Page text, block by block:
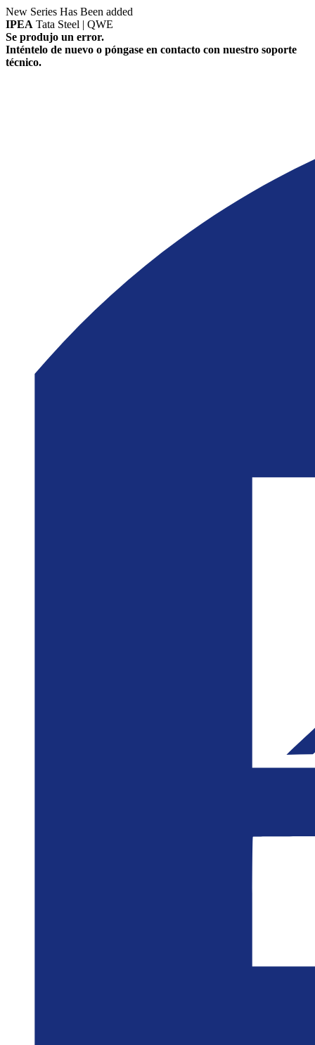
New Series Has Been added
IPEA Tata Steel | QWE
Se produjo un error.
Inténtelo de nuevo o póngase en contacto con nuestro soporte
técnico.